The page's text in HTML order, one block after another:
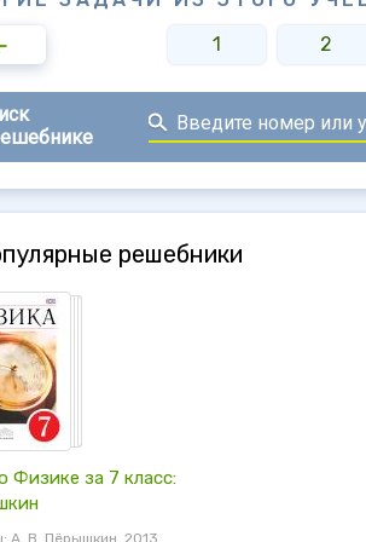
1
2
решебники
Физике за 7 класс:
А. В. Пёрышкин. 2013